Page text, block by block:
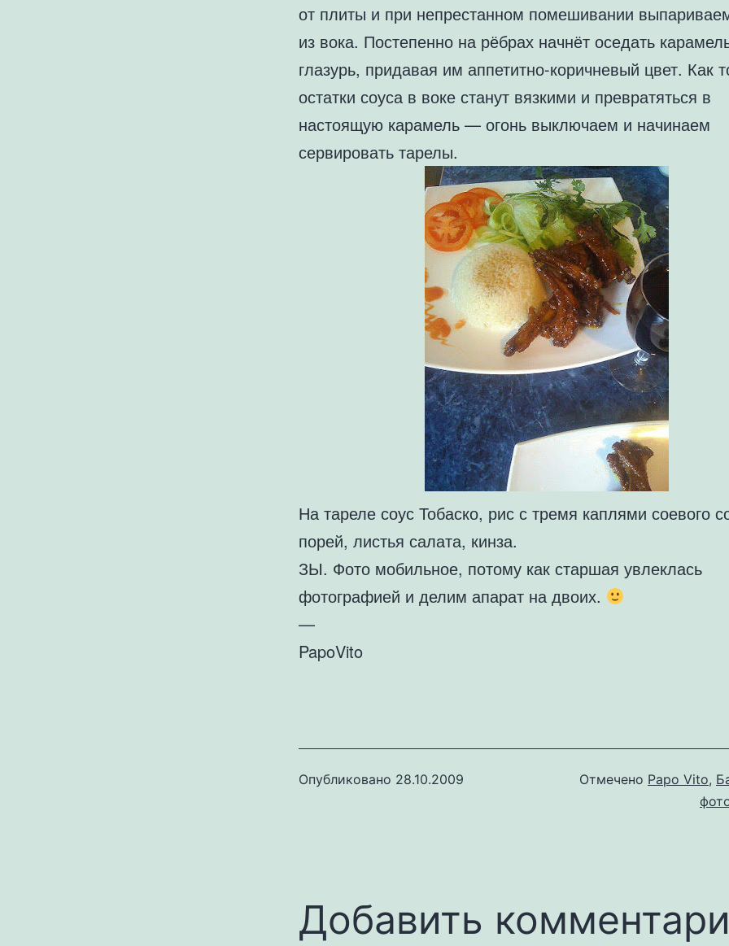
от плиты и при непрестанном помешивании
из вока. Постепенно на рёбрах начнёт оседать
глазурь, придавая им аппетитно-коричневый цвет. Как
остатки соуса в воке станут вязкими и превратяться в
настоящую карамель — огонь выключаем и начинаем
сервировать тарелы.
На тареле соус Тобаско, рис с тремя каплями соевого
порей, листья салата, кинза.
ЗЫ. Фото мобильное, потому как старшая увлеклась
фотографией и делим апарат на двоих.
—
PapoVito
Опубликовано 28.10.2009 Отмечено Papo Vito,
Добавить